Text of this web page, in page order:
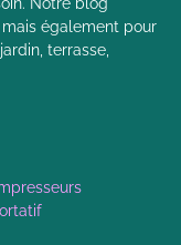
également pour
terrasse,